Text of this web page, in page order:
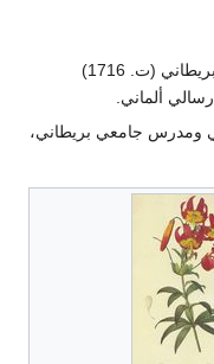
(ت. 1716)
ألماني.
ومدرس جامعي بريطاني،